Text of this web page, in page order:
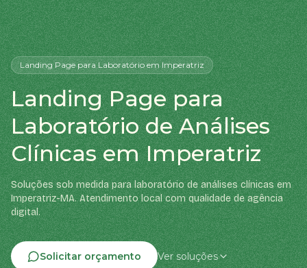
Landing Pagepara Laboratórioem Imperatriz
Landing Page para
Laboratório de Análises
Clínicas em Imperatriz
Soluções sob medida para laboratório de análises clínicas em
Imperatriz-MA. Atendimento local com qualidade de agência
digital.
Solicitar orçamento Ver soluções